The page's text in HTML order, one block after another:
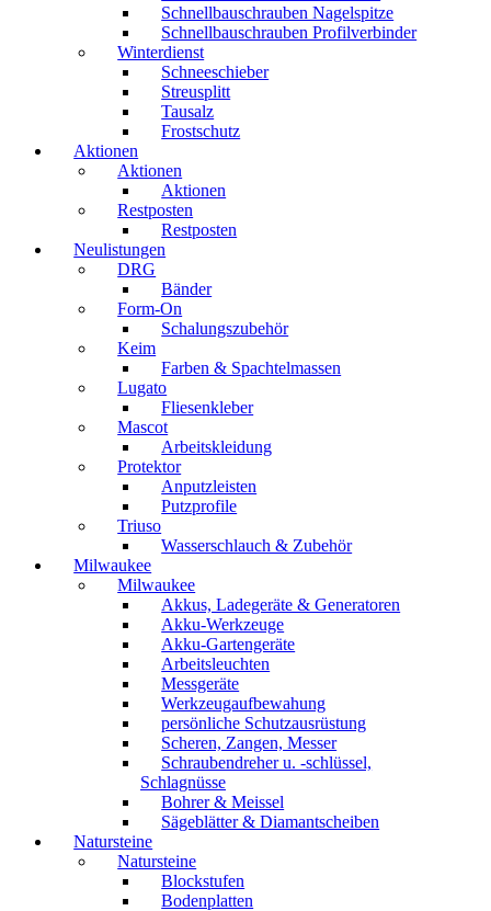
Schnellbauschrauben Nagelspitze
Schnellbauschrauben Profilverbinder
Winterdienst
Schneeschieber
Streusplitt
Tausalz
Frostschutz
Aktionen
Aktionen
Aktionen
Restposten
Restposten
Neulistungen
DRG
Bänder
Form-On
Schalungszubehör
Keim
Farben & Spachtelmassen
Lugato
Fliesenkleber
Mascot
Arbeitskleidung
Protektor
Anputzleisten
Putzprofile
Triuso
Wasserschlauch & Zubehör
Milwaukee
Milwaukee
Akkus, Ladegeräte & Generatoren
Akku-Werkzeuge
Akku-Gartengeräte
Arbeitsleuchten
Messgeräte
Werkzeugaufbewahung
persönliche Schutzausrüstung
Scheren, Zangen, Messer
Schraubendreher u. -schlüssel,
Schlagnüsse
Bohrer & Meissel
Sägeblätter & Diamantscheiben
Natursteine
Natursteine
Blockstufen
Bodenplatten